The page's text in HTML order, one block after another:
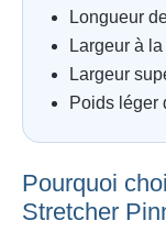
Longueur
Largeur à
Largeur
Poids léger
Pourquoi
Stretcher